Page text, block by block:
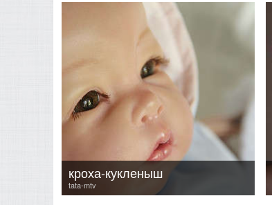
tata-mtv
кроха-кукленыш